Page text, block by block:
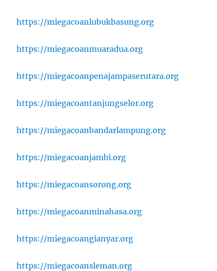
https://miegacoanlubukbasung.org
https://miegacoanmuaradua.org
https://miegacoanpenajampaserutara.org
https://miegacoantanjungselor.org
https://miegacoanbandarlampung.org
https://miegacoanjambi.org
https://miegacoansorong.org
https://miegacoanminahasa.org
https://miegacoangianyar.org
https://miegacoansleman.org